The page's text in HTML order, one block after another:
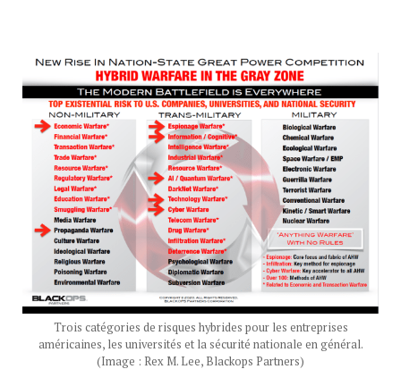
Trois catégories de risques hybrides pour les entreprises
américaines, les universités et la sécurité nationale en général.
(Image : Rex M. Lee, Blackops Partners)